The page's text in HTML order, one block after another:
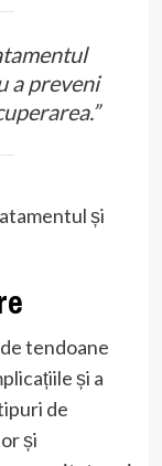
a preveni
și
tendoane
și a
de
și